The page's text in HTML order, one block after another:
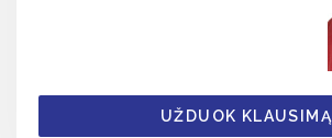
UŽDUOK KLAUSIMĄ